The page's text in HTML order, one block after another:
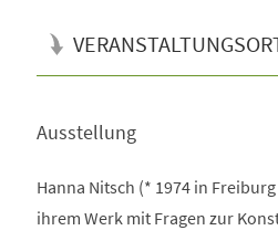
Ausstellung
Hanna Nitsch (* 1974 in
ihrem Werk mit Fragen zur